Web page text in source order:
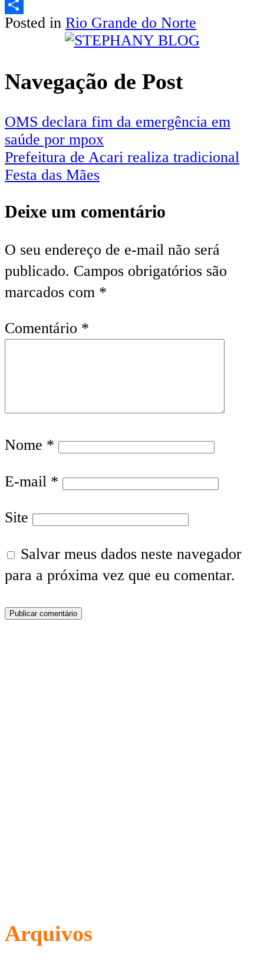
Email
Share
Posted in Rio Grande do Norte
Navegação de Post
OMS declara fim da emergência em
saúde por mpox
Prefeitura de Acari realiza tradicional
Festa das Mães
Deixe um comentário
O seu endereço de e-mail não será
publicado. Campos obrigatórios são
marcados com *
Comentário *
Nome *
E-mail *
Site
Salvar meus dados neste navegador
para a próxima vez que eu comentar.
Arquivos